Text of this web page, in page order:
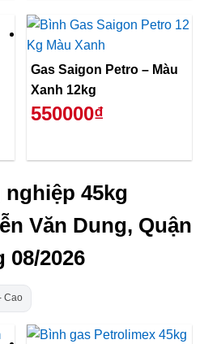
Gas Saigon Petro – Màu
Xanh 12kg
550000₫
45kg
Văn Dung, Quận
08/2026
Cao